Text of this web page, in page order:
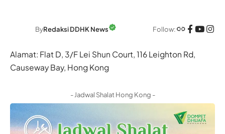
ByRedaksi DDHK News Follow:
Alamat: Flat D, 3/F Lei Shun Court, 116 Leighton Rd,
Causeway Bay, Hong Kong
- Jadwal Shalat Hong Kong -